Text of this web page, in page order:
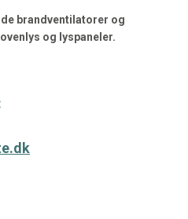
brandventilatorer og
og lyspaneler.